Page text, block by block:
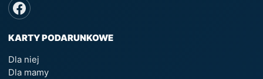
KARTY PODARUNKOWE
Dla niej
Dla mamy